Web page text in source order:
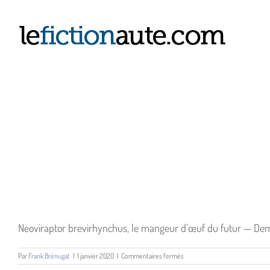
contenu
Neoviraptor brevirhynchus, le mangeur d’œuf du futur —
Par Frank Brénugat | 1 janvier 2020 | Commentaires fermés
Demain